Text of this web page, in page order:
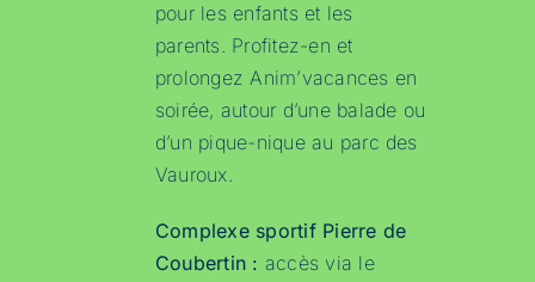
pour les enfants et les
parents. Profitez-en et
prolongez Anim’vacances en
soirée, autour d’une balade ou
d’un pique-nique au parc des
Vauroux.
Complexe sportif Pierre de
Coubertin : accès via le